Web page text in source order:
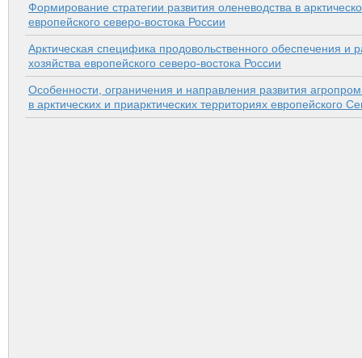
Формирование стратегии развития оленеводства в
европейского северо-востока России
Арктическая специфика продовольственного обеспечения и
хозяйства европейского северо-востока России
Особенности, ограничения и направления развития
в арктических и приарктических территориях европейского